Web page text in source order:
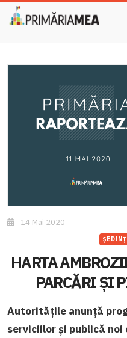
14 Mai 2020
HARTA
PARCĂRI ȘI
Autoritățile anunță
serviciilor și publică noi